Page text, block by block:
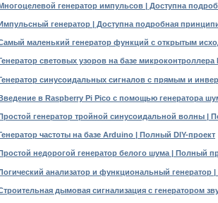
генератор импульсов | Доступна
генератор | Доступна подробная
маленький генератор функций с открытым
Генератор световых узоров на базе микроконтроллера
синусоидальных сигналов с прямым и
в Raspberry Pi Pico с помощью генератора
генератор тройной синусоидальной волны |
частоты на базе Arduino | Полный DIY-проект
Простой недорогой генератор белого шума | Полный
анализатор и функциональный генератор
дымовая сигнализация с генератором